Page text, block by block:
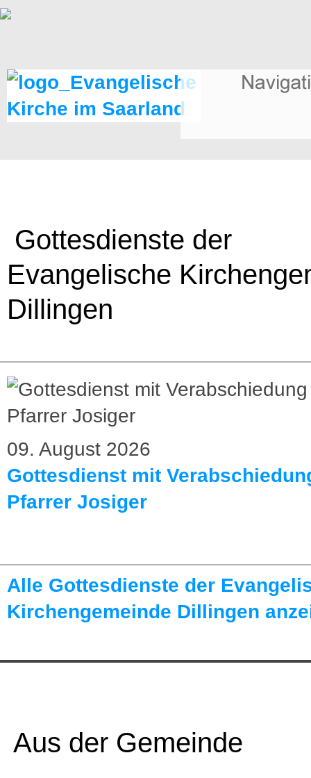
Gottesdienste der
Evangelische
Dillingen
09. August 2026
Gottesdienst mit
Pfarrer Josiger
Alle Gottesdienste der
Kirchengemeinde Dillingen
Aus der Gemeinde